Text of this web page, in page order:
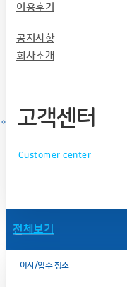
이용후기
공지사항
회사소개
고객센터
Customer center
전체보기
이사/입주 청소